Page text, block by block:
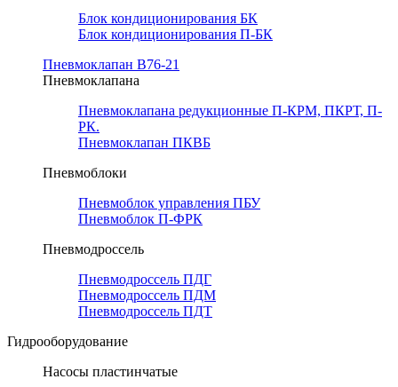
Блок кондиционирования БК
Блок кондиционирования П-БК
Пневмоклапан В76-21
Пневмоклапана
Пневмоклапана редукционные П-КРМ, ПКРТ, П-
РК.
Пневмоклапан ПКВБ
Пневмоблоки
Пневмоблок управления ПБУ
Пневмоблок П-ФРК
Пневмодроссель
Пневмодроссель ПДГ
Пневмодроссель ПДМ
Пневмодроссель ПДТ
Гидрооборудование
Насосы пластинчатые